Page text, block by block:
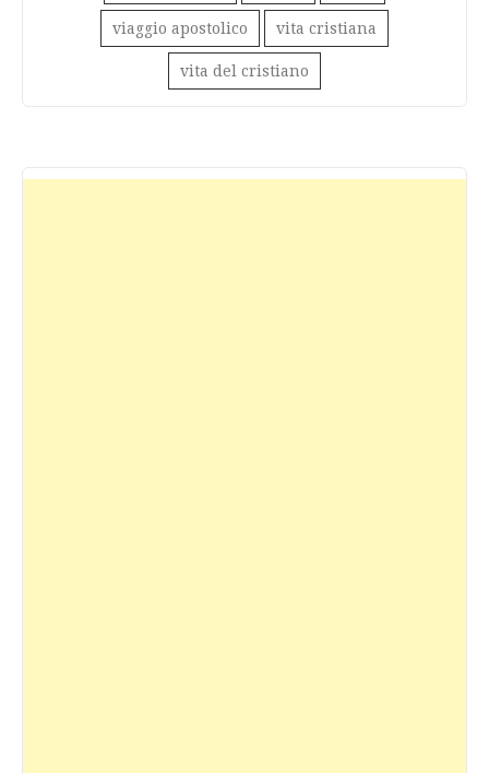
viaggio apostolico vita cristiana
vita del cristiano